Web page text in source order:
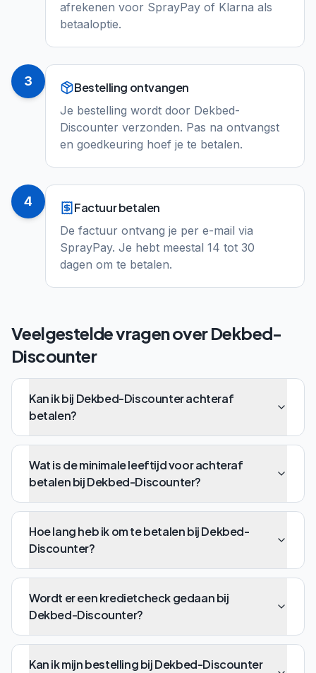
afrekenen voor SprayPay of Klarna als
betaaloptie.
3 Bestelling ontvangen
Je bestelling wordt door Dekbed-
Discounter verzonden. Pas na ontvangst
en goedkeuring hoef je te betalen.
4 Factuur betalen
De factuur ontvang je per e-mail via
SprayPay. Je hebt meestal 14 tot 30
dagen om te betalen.
Veelgestelde vragen overDekbed-
Discounter
Kan ik bij Dekbed-Discounter achteraf
betalen?
Wat is de minimale leeftijd voor achteraf
betalen bij Dekbed-Discounter?
Hoe lang heb ik om te betalen bij Dekbed-
Discounter?
Wordt er een kredietcheck gedaan bij
Dekbed-Discounter?
Kan ik mijn bestelling bij Dekbed-Discounter